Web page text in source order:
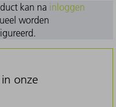
kan na inloggen
worden
onze